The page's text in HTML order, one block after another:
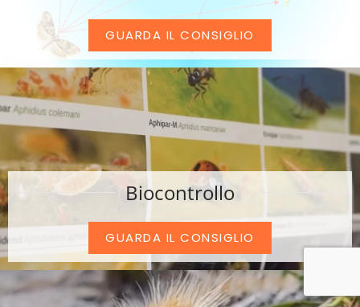
GUARDA IL CONSIGLIO
Biocontrollo
GUARDA IL CONSIGLIO